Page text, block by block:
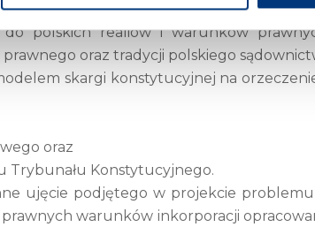
wziąć pod uwagę przy konstruowaniu
do polskich realiów i warunków
oraz tradycji polskiego
skargi konstytucyjnej na
oraz
Trybunału Konstytucyjnego.
ujęcie podjętego w projekcie
warunków inkorporacji